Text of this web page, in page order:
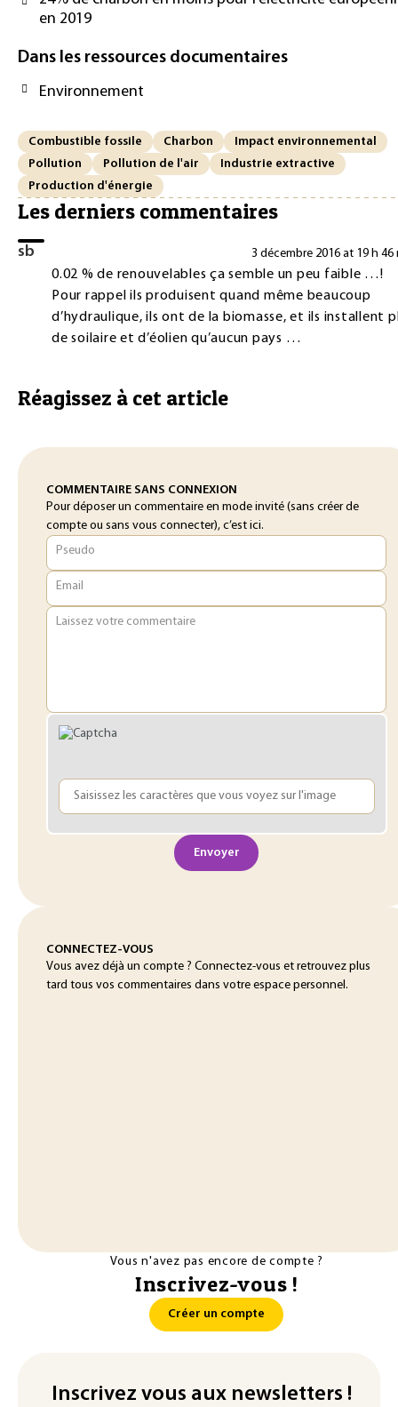
en 2019
Dans les ressources documentaires
Environnement
Combustible fossile Charbon
Impact environnemental
Pollution
Pollution de l'air
Industrie extractive
Production d'énergie
Les derniers commentaires
sb 3 décembre 2016 at 19 h 46
0.02 % de renouvelables ça semble un peu faible …!
Pour rappel ils produisent quand même beaucoup
d’hydraulique, ils ont de la biomasse, et ils installent
de soilaire et d’éolien qu’aucun pays …
Réagissez à cet article
COMMENTAIRE SANS CONNEXION
Pour déposer un commentaire en mode invité (sans créer de
compte ou sans vous connecter), c’est ici.
Pseudo
Email
Laissez votre commentaire
Envoyer
CONNECTEZ-VOUS
Vous avez déjà un compte ? Connectez-vous et retrouvez plus
tard tous vos commentaires dans votre espace personnel.
Vous n'avez pas encore de compte ?
Inscrivez-vous !
Créer un compte
Inscrivez vous aux newsletters !